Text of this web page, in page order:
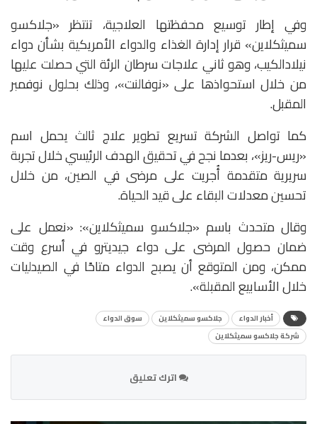
وفي إطار توسيع محفظتها العلاجية، تنتظر «جلاكسو
سميثكلاين» قرار إدارة الغذاء والدواء الأمريكية بشأن دواء
نيلادالكيب، وهو ثاني علاجات سرطان الرئة التي حصلت عليها
من خلال استحواذها على «نوفالنت»، وذلك بحلول نوفمبر
المقبل.
كما تواصل الشركة تسريع تطوير علاج ثالث يحمل اسم
«ريس-ريز»، بعدما نجح في تحقيق الهدف الرئيسي خلال تجربة
سريرية متقدمة أُجريت على مرضى في الصين، من خلال
تحسين معدلات البقاء على قيد الحياة.
وقال متحدث باسم «جلاكسو سميثكلاين»: «نعمل على
ضمان حصول المرضى على دواء جيديترو في أسرع وقت
ممكن، ومن المتوقع أن يصبح الدواء متاحًا في الصيدليات
خلال الأسابيع المقبلة».
أخبار الدواء جلاكسو سميثكلاين
سوق الدواء
شركة جلاكسو سميثكلاين
اترك تعليق